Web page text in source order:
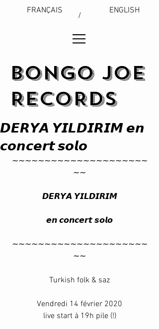
FRANÇAIS
/
ENGLISH
BONGO JOE
RECORDS
𝘿𝙀𝙍𝙔𝘼 𝙔𝙄𝙇𝘿𝙄𝙍𝙄𝙈 𝙚𝙣
𝙘𝙤𝙣𝙘𝙚𝙧𝙩 𝙨𝙤𝙡𝙤
∼∼∼∼∼∼∼∼∼∼∼∼∼∼∼∼∼∼∼∼∼
∼∼
𝘿𝙀𝙍𝙔𝘼 𝙔𝙄𝙇𝘿𝙄𝙍𝙄𝙈
𝙚𝙣 𝙘𝙤𝙣𝙘𝙚𝙧𝙩 𝙨𝙤𝙡𝙤
∼∼∼∼∼∼∼∼∼∼∼∼∼∼∼∼∼∼∼∼∼
∼∼
Turkish folk & saz
Vendredi 14 février 2020
live start à 19h pile (!)